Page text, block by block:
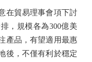
貿易理事會項下討
，規模各為300億美
產品，有望適用最惠
後，不僅有利於穩定